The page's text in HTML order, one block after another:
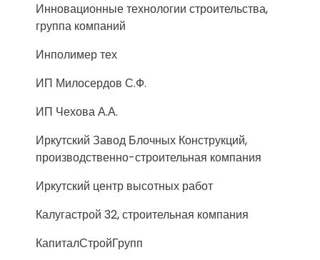
Инновационные технологии строительства,
группа компаний
Инполимер тех
ИП Милосердов С.Ф.
ИП Чехова А.А.
Иркутский Завод Блочных Конструкций,
производственно-строительная компания
Иркутский центр высотных работ
Калугастрой 32, строительная компания
КапиталСтройГрупп